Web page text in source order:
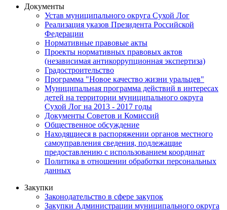
Документы
Устав муниципального округа Сухой Лог
Реализация указов Президента Российской
Федерации
Нормативные правовые акты
Проекты нормативных правовых актов
(независимая антикоррупционная экспертиза)
Градостроительство
Программа "Новое качество жизни уральцев"
Муниципальная программа действий в интересах
детей на территории муниципального округа
Сухой Лог на 2013 - 2017 годы
Документы Советов и Комиссий
Общественное обсуждение
Находящиеся в распоряжении органов местного
самоуправления сведения, подлежащие
предоставлению с использованием координат
Политика в отношении обработки персональных
данных
Закупки
Законодательство в сфере закупок
Закупки Администрации муниципального округа